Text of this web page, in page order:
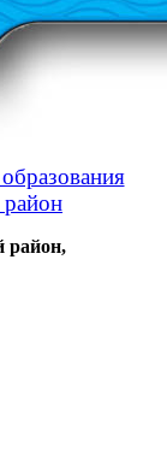
район,